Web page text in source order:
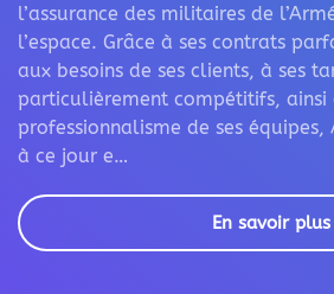
l’assurance des militaires de
l’espace. Grâce à ses contrats
aux besoins de ses clients, à ses
particulièrement compétitifs, ainsi
professionnalisme de ses
à ce jour e…
En savoir plus